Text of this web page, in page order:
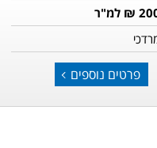
₪ למ"ר
פרטים נוספים